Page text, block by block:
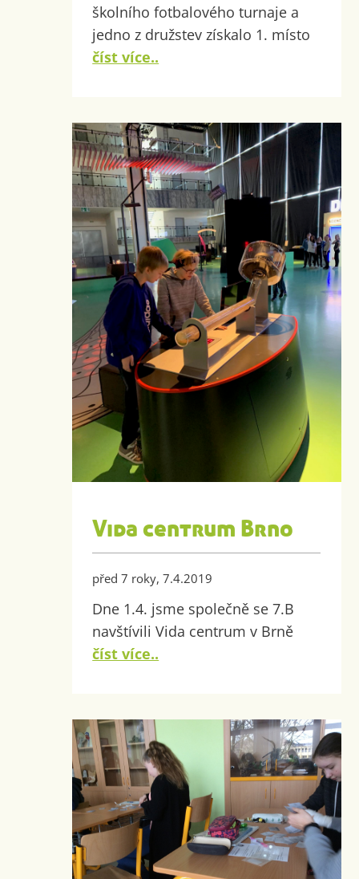
školního fotbalového turnaje a
jedno z družstev získalo 1. místo
číst více..
Vida centrum Brno
před 7 roky, 7.4.2019
Dne 1.4. jsme společně se 7.B
navštívili Vida centrum v Brně
číst více..